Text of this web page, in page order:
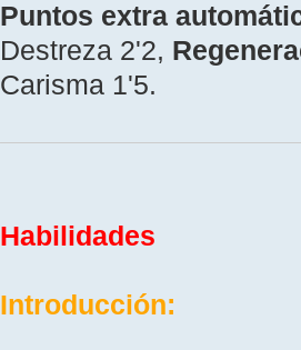
Puntos extra
Destreza 2'2,
Carisma 1'5.
Habilidades
Introducción: